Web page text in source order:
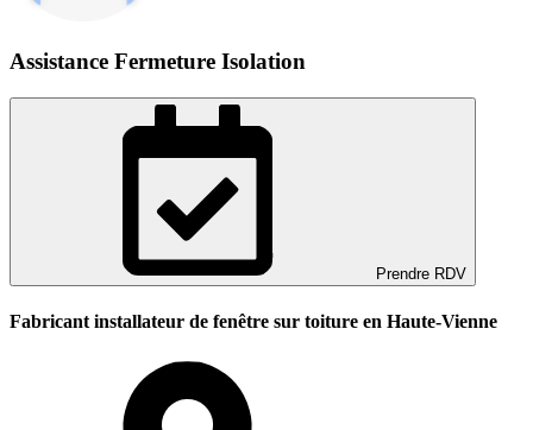
Assistance Fermeture Isolation
Prendre RDV
Fabricant installateur de fenêtre sur toiture en Haute-Vienne